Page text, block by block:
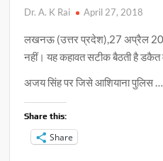
Dr. A. K Rai April 27, 2018
लखनऊ (उत्तर प्रदेश),27 अप्रैल
नहीं। यह कहावत सटीक बैठती है
अजय सिंह पर जिसे आशियाना पुलिस …
Share this:
Share